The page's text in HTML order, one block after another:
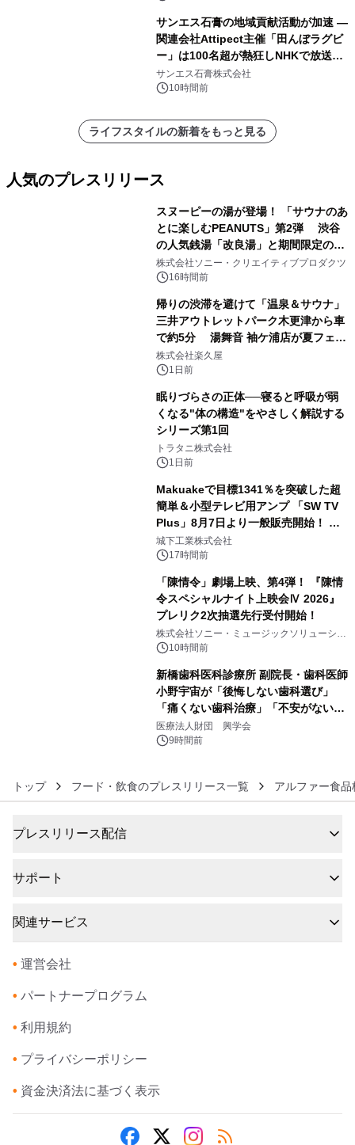
サンエス石膏の地域貢献活動が加速 ―
関連会社Attipect主催「田んぼラグビ
ー」は100名超が熱狂しNHKで放送さ
れました。
サンエス石膏株式会社
10時間前
ライフスタイルの新着をもっと見る
人気のプレスリリース
スヌーピーの湯が登場！ 「サウナのあ
とに楽しむPEANUTS」第2弾 渋谷
の人気銭湯「改良湯」と期間限定のコ
ラボレーション サウナイキタイコラ
ボグッズも発売決定！
株式会社ソニー・クリエイティブプロダクツ
16時間前
帰りの渋滞を避けて「温泉＆サウナ」
三井アウトレットパーク木更津から車
で約5分 湯舞音 袖ケ浦店が夏フェア
メニューを提供
株式会社楽久屋
1日前
眠りづらさの正体──寝ると呼吸が弱
くなる"体の構造"をやさしく解説する
シリーズ第1回
トラタニ株式会社
1日前
Makuakeで目標1341％を突破した超
簡単＆小型テレビ用アンプ 「SW TV
Plus」8月7日より一般販売開始！ ケ
ーブル1本つなぐだけ、テレビの音が
ぐっと豊かに
城下工業株式会社
17時間前
「陳情令」劇場上映、第4弾！ 『陳情
令スペシャルナイト上映会Ⅳ 2026』
プレリク2次抽選先行受付開始！
株式会社ソニー・ミュージックソリューショ
ンズ10時間前
新橋歯科医科診療所 副院長・歯科医師
小野宇宙が「後悔しない歯科選び」
「痛くない歯科治療」「不安がない治
療計画」をテーマに専門監修
医療法人財団 興学会
9時間前
トップ フード・飲食のプレスリリース一覧 アルファー食品
プレスリリース配信
サポート
関連サービス
• 運営会社
• パートナープログラム
• 利用規約
• プライバシーポリシー
• 資金決済法に基づく表示